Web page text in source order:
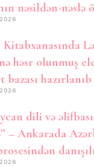
nəsildən-nəslə
Kitabxanasında
həsr olunmuş
bazası hazırlanıb
dili və
– Ankarada